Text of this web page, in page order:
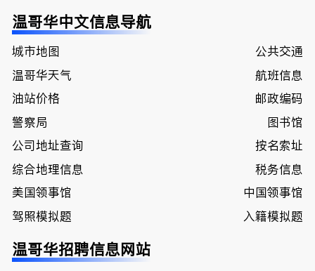
温哥华中文信息导航
城市地图
公共交通
温哥华天气
航班信息
油站价格
邮政编码
警察局
图书馆
公司地址查询
按名索址
综合地理信息
税务信息
美国领事馆
中国领事馆
驾照模拟题
入籍模拟题
温哥华招聘信息网站